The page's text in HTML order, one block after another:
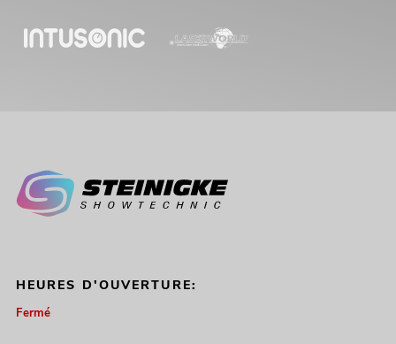
HEURES D'OUVERTURE:
Fermé